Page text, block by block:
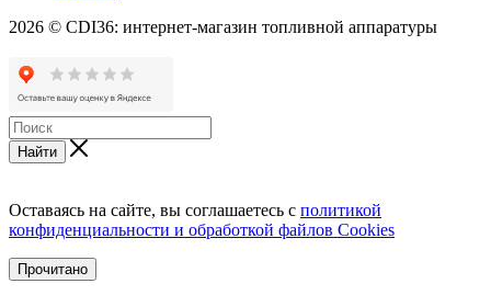
2026 © CDI36: интернет-магазин топливной аппаратуры
Найти
Оставаясь на сайте, вы соглашаетесь с политикой
конфиденциальности и обработкой файлов Cookies
Прочитано